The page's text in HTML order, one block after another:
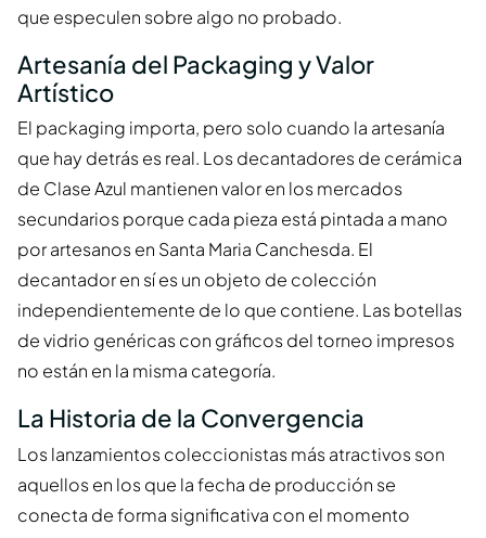
que especulen sobre algo no probado.
Artesanía del Packaging y Valor
Artístico
El packaging importa, pero solo cuando la artesanía
que hay detrás es real. Los decantadores de cerámica
de Clase Azul mantienen valor en los mercados
secundarios porque cada pieza está pintada a mano
por artesanos en Santa Maria Canchesda. El
decantador en sí es un objeto de colección
independientemente de lo que contiene. Las botellas
de vidrio genéricas con gráficos del torneo impresos
no están en la misma categoría.
La Historia de la Convergencia
Los lanzamientos coleccionistas más atractivos son
aquellos en los que la fecha de producción se
conecta de forma significativa con el momento